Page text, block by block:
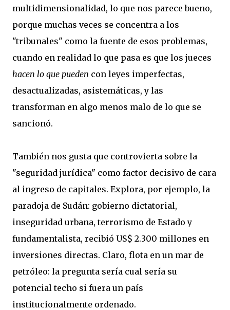
multidimensionalidad, lo que nos parece bueno,
porque muchas veces se concentra a los
"tribunales" como la fuente de esos problemas,
cuando en realidad lo que pasa es que los jueces
hacen lo que pueden con leyes imperfectas,
desactualizadas, asistemáticas, y las
transforman en algo menos malo de lo que se
sancionó.
También nos gusta que controvierta sobre la
"seguridad jurídica" como factor decisivo de cara
al ingreso de capitales. Explora, por ejemplo, la
paradoja de Sudán: gobierno dictatorial,
inseguridad urbana, terrorismo de Estado y
fundamentalista, recibió US$ 2.300 millones en
inversiones directas. Claro, flota en un mar de
petróleo: la pregunta sería cual sería su
potencial techo si fuera un país
institucionalmente ordenado.